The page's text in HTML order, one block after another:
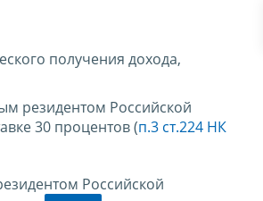
получения дохода,
резидентом Российской
30 процентов (п.3 ст.224 НК
Российской